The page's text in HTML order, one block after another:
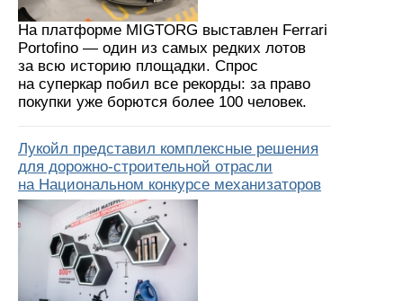
На платформе MIGTORG выставлен Ferrari
Portofino — один из самых редких лотов
за всю историю площадки. Спрос
на суперкар побил все рекорды: за право
покупки уже борются более 100 человек.
Лукойл представил комплексные решения
для дорожно-строительной отрасли
на Национальном конкурсе механизаторов